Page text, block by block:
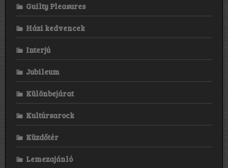
Guilty Pleasures
Házi kedvencek
Interjú
Jubileum
Különbejárat
Kultúrsarock
Küzdőtér
Lemezajánló